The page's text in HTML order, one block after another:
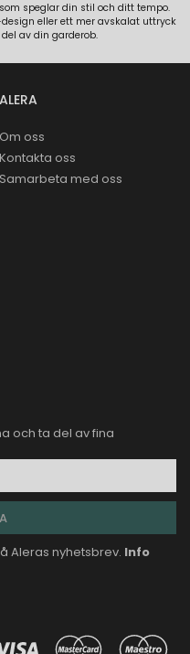
speglar din stil och ditt tempo.
eller ett mer avskalat uttryck
av din garderob.
ALERA
Om oss
Kontakta oss
Samarbeta med oss
och ta del av fina
Aleras nyhetsbrev. Info